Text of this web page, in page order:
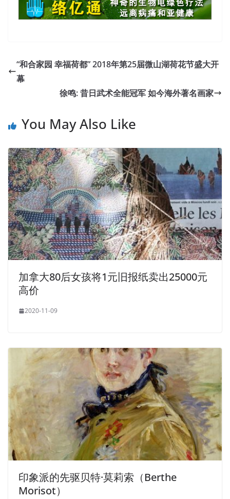
“和合家园 幸福荷都” 2018年第25届微山湖荷花节盛大开
幕
徐鸣: 昔日武术全能冠军 如今海外著名画家
You May Also Like
加拿大80后女孩将1元旧报纸卖出25000元
高价
2020-11-09
印象派的先驱贝特·莫莉索（Berthe
Morisot）